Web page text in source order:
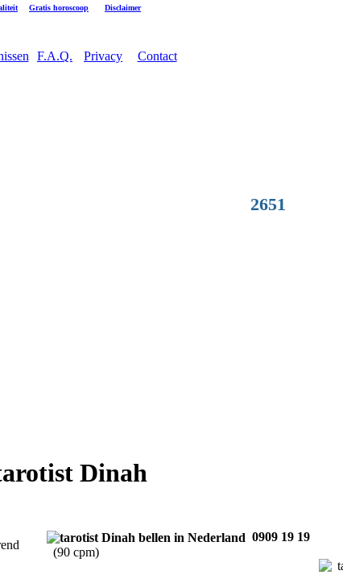
Gratis horoscoop Disclaimer
F.A.Q. Privacy Contact
2651
Dinah
0909 19 19
(90 cpm)